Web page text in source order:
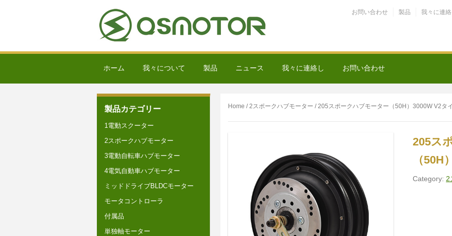
お問い合わせ 製品 我々に連
ホーム 我々について 製品 ニュース 我々に連絡し お問い合わせ
製品カテゴリー
1電動スクーター
2スポークハブモーター
3電動自転車ハブモーター
4電気自動車ハブモーター
ミッドドライブBLDCモーター
モータコントローラ
付属品
単独軸モーター
Home /2スポークハブモーター / 205スポークハブモーター（50H）3000W V2タ
205ス
（50H
Category: 2